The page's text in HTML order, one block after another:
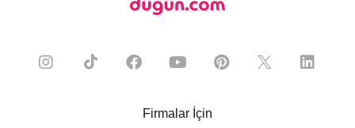
Firmalar İçin